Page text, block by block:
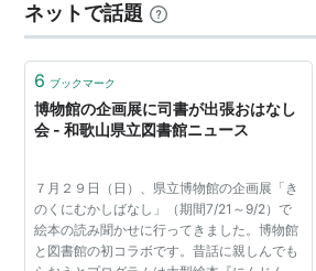
②「いわしくん」（文化出版局） 泳
後はどうなる？ イワシを食べた…
ネットで話題
6 ブックマーク
博物館の企画展に司書が出張おはなし
会 - 和歌山県立図書館ニュース
７月２９日（日）、県立博物館の企画展「き
のくにむかしばなし」（期間7/21～9/2）で
絵本の読み聞かせに行ってきました。博物館
と図書館の初コラボです。昔話に親しんでも